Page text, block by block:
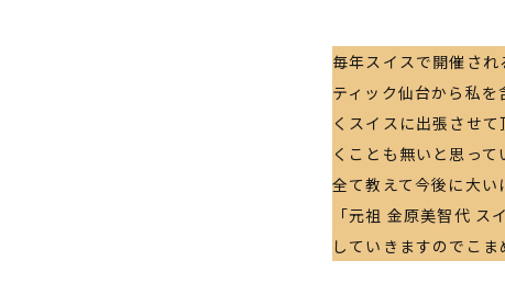
毎年スイスで開催さ
ティック仙台から私
くスイスに出張させ
くことも無いと思っ
全て教えて今後に大
「元祖 金原美智代
していきますのでこま